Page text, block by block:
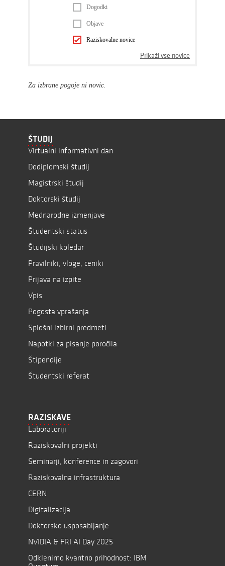
Dogodki
Objave
Raziskovalne novice
Prikaži vse novice
Za izbrane pogoje ni novic.
ŠTUDIJ
Virtualni informativni dan
Dodiplomski študij
Magistrski študij
Doktorski študij
Mednarodne izmenjave
Študentski status
Študijski koledar
Pravilniki, vloge, ceniki
Prijava na izpite
Vpis
Pogosta vprašanja
Splošni izbirni predmeti
Napotki za pisanje poročila
Štipendije
Študentski referat
RAZISKAVE
Laboratoriji
Raziskovalni projekti
Seminarji, konference in zagovori
Raziskovalna infrastruktura
CERN
Digitalizacija
Doktorsko usposabljanje
NVIDIA & FRI AI Day 2025
Odklenimo kvantno prihodnost: IBM